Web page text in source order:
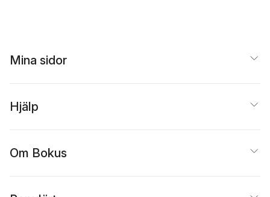
Mina sidor
Hjälp
Om Bokus